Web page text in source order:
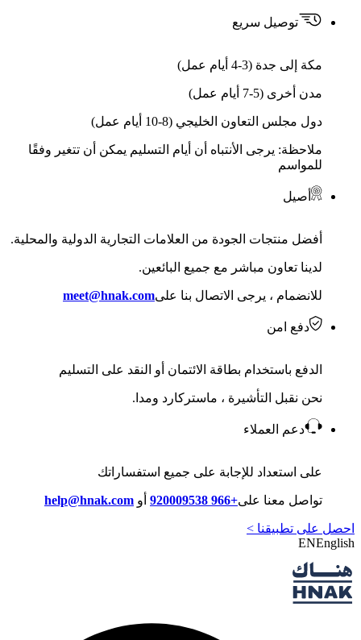
توصيل سريع
مكة إلى جدة (3-4 أيام عمل)
مدن أخرى (5-7 أيام عمل)
دول مجلس التعاون الخليجي (8-10 أيام عمل)
ملاحظة: يرجى الأنتباه أن أيام التسليم يمكن أن تتغير وفقًا
للمواسم
أصيل
أفضل منتجات الجودة من العلامات التجارية الدولية والمحلية.
لدينا تعاون مباشر مع جميع البائعين.
للانضمام ، يرجى الاتصال بنا علىmeet@hnak.com
دفع امن
الدفع باستخدام بطاقة الائتمان أو النقد على التسليم
نحن نقبل التأشيرة ، ماستركارد ومدا.
دعم العملاء
على استعداد للإجابة على جميع استفساراتك
تواصل معنا على+966 920009538 أو help@hnak.com
احصل على تطبيقنا >
ENEnglish